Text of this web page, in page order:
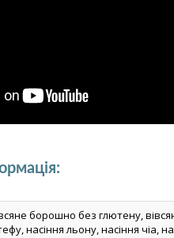
:
борошно без глютену,
насіння льону, насіння чіа,